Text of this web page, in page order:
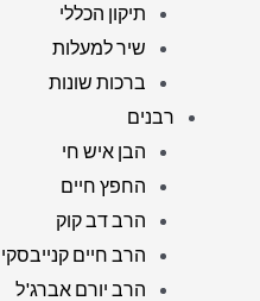
תיקון הכללי
שיר למעלות
ברכות שונות
רבנים
הבן איש חי
החפץ חיים
הרב דב קוק
הרב חיים קנייבסקי
הרב יורם אברג'ל